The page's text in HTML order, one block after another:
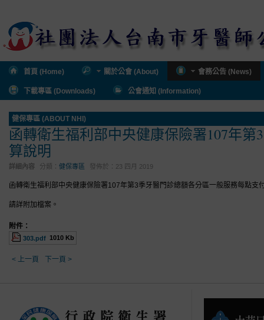
首頁 (Home) 關於公會 (About) 會務公告 (News)
下載專區 (Downloads) 公會通知 (Information)
健保專區 (ABOUT NHI)
函轉衛生福利部中央健康保險署107年
算說明
詳細內容 分類： 健保專區 發佈於： 23 四月 2019
函轉衛生福利部中央健康保險署107年第3季牙醫門診總額各分區一般服務每點支
請詳附加檔案。
附件：
303.pdf 1010 Kb
< 上一頁 下一頁 >